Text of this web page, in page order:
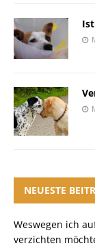
NEUESTE
Weswegen ich
verzichten